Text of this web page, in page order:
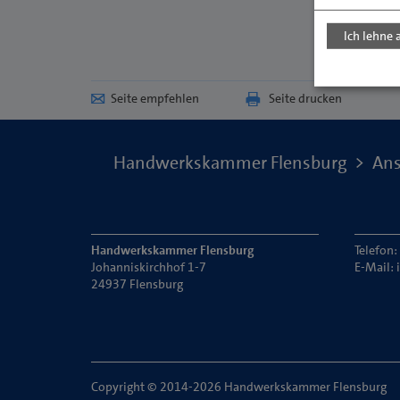
Seite empfehlen Seite drucken
Handwerkskammer Flensburg
Handwerkskammer Flensburg
Johanniskirchhof 1-7
24937 Flensburg
E-Mail:
Copyright © 2014-2026 Handwerkskammer Flensburg
Ich lehne